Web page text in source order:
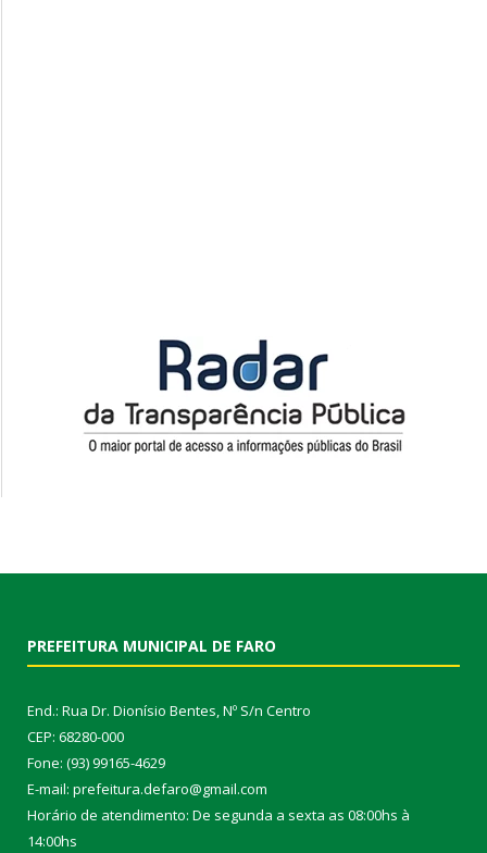
PREFEITURA MUNICIPAL DE FARO
End.: Rua Dr. Dionísio Bentes, Nº S/n Centro
CEP: 68280-000
Fone: (93) 99165-4629
E-mail: prefeitura.defaro@gmail.com
Horário de atendimento: De segunda a sexta as 08:00hs à
14:00hs